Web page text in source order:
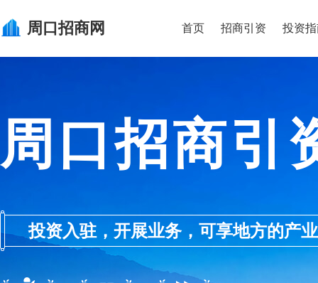
周口招商网 首页 招商引资 投资
周口招商引
投资入驻，开展业务，可享地方的产